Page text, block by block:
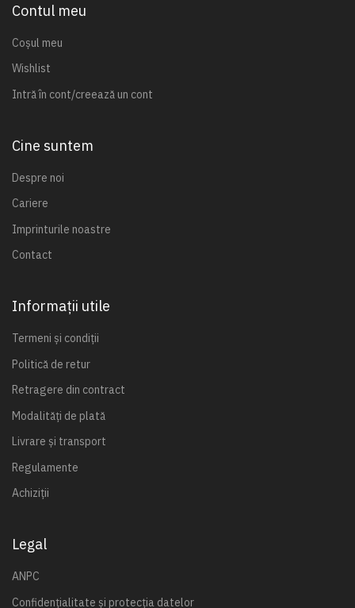
Contul meu
Coșul meu
Wishlist
Intră în cont/creează un cont
Cine suntem
Despre noi
Cariere
Imprinturile noastre
Contact
Informații utile
Termeni și condiții
Politică de retur
Retragere din contract
Modalități de plată
Livrare și transport
Regulamente
Achiziții
Legal
ANPC
Confidențialitate și protecția datelor